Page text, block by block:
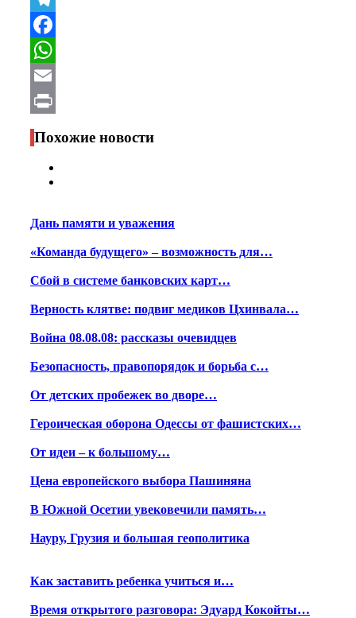
Telegram
Facebook
WhatsApp
Email
Print
Похожие новости
Дань памяти и уважения
«Команда будущего» – возможность для…
Сбой в системе банковских карт…
Верность клятве: подвиг медиков Цхинвала…
Война 08.08.08: рассказы очевидцев
Безопасность, правопорядок и борьба с…
От детских пробежек во дворе…
Героическая оборона Одессы от фашистских…
От идеи – к большому…
Цена европейского выбора Пашиняна
В Южной Осетии увековечили память…
Науру, Грузия и большая геополитика
Как заставить ребенка учиться и…
Время открытого разговора: Эдуард Кокойты…